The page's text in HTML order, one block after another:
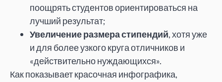
поощрять студентов ориентироваться на
лучший результат;
Увеличение размера стипендий, хотя уже
и для более узкого круга отличников и
«действительно нуждающихся».
Как показывает красочная инфографика,